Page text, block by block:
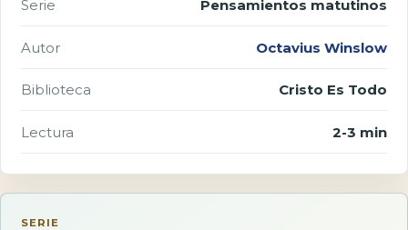
Serie Pensamientos matutinos
Autor Octavius Winslow
Biblioteca Cristo Es Todo
Lectura 2-3 min
SERIE